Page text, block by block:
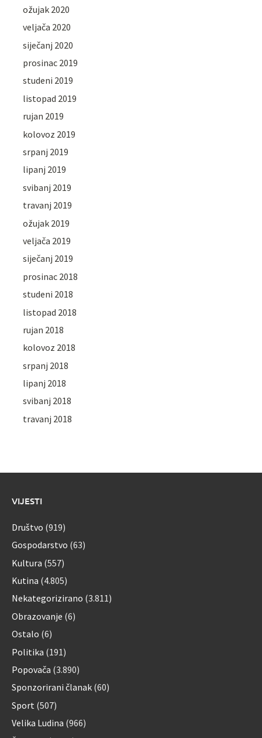
ožujak 2020
veljača 2020
siječanj 2020
prosinac 2019
studeni 2019
listopad 2019
rujan 2019
kolovoz 2019
srpanj 2019
lipanj 2019
svibanj 2019
travanj 2019
ožujak 2019
veljača 2019
siječanj 2019
prosinac 2018
studeni 2018
listopad 2018
rujan 2018
kolovoz 2018
srpanj 2018
lipanj 2018
svibanj 2018
travanj 2018
VIJESTI
Društvo (919)
Gospodarstvo (63)
Kultura (557)
Kutina (4.805)
Nekategorizirano (3.811)
Obrazovanje (6)
Ostalo (6)
Politika (191)
Popovača (3.890)
Sponzorirani članak (60)
Sport (507)
Velika Ludina (966)